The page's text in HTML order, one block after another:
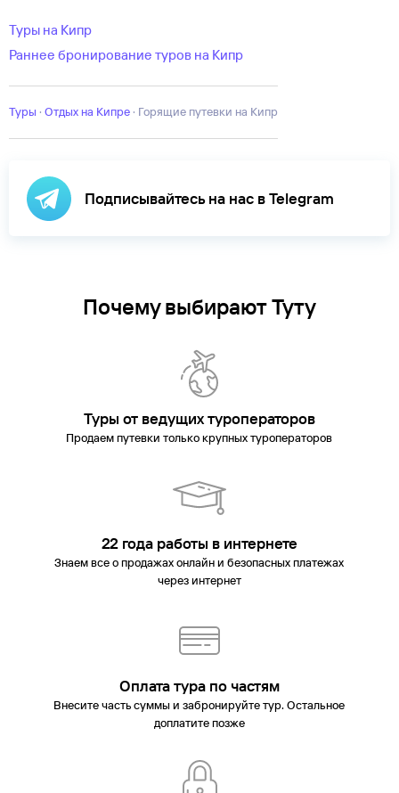
Туры на Кипр
Раннее бронирование туров на Кипр
Туры · Отдых на Кипре · Горящие путевки на Кипр
Подписывайтесь на нас в Telegram
Почему выбирают Туту
Туры от ведущих туроператоров
Продаем путевки только крупных туроператоров
22 года работы в интернете
Знаем все о продажах онлайн и безопасных платежах
через интернет
Оплата тура по частям
Внесите часть суммы и забронируйте тур. Остальное
доплатите позже